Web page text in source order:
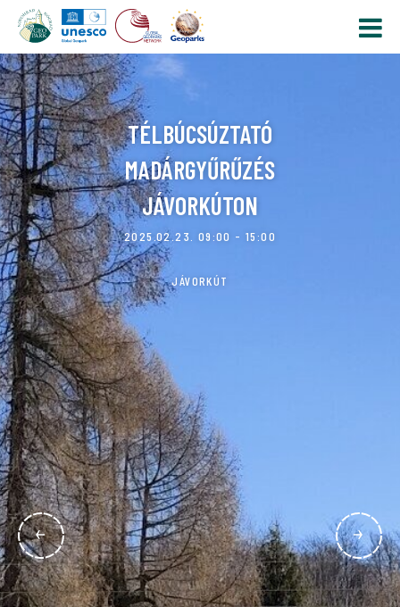
TÉLBÚCSÚZTATÓ
MADÁRGYŰRŰZÉS
JÁVORKÚTON
2025.02.23. 09:00 - 15:00
JÁVORKÚT